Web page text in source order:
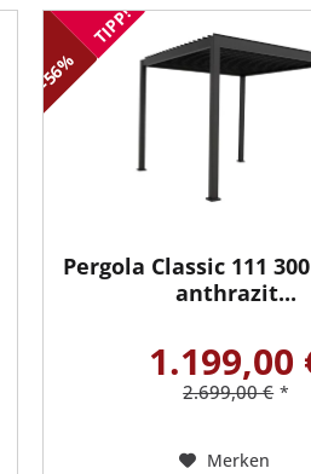
-56%
TIPP!
Pergola Classic 111
anthrazit...
1.199,00
2.699,00 € *
Merken